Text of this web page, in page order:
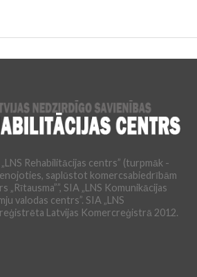
Rehabilitācijas centrs” (turpmāk -
saplūstot komercsabiedrībām
„Rītausma””, SIA „LNS Komunikācijas
valodas centrs”. SIA „LNS
Latvijas Komercreģistrā 2012.